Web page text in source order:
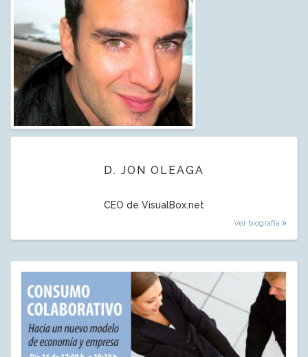
D. JON OLEAGA
CEO de VisualBox.net
Ver biografía